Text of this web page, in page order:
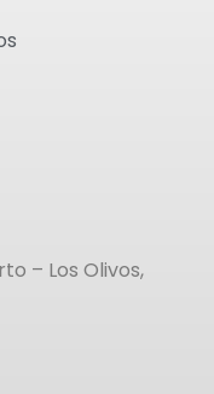
– Los Olivos,